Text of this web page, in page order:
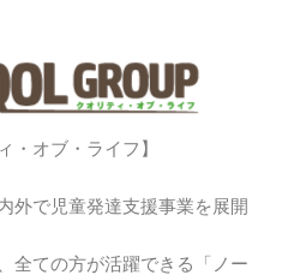
・オブ・ライフ】
外で児童発達支援事業を展開
全ての方が活躍できる「ノー